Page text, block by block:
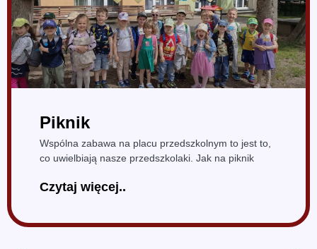
Piknik
Wspólna zabawa na placu przedszkolnym to jest to,
co uwielbiają nasze przedszkolaki. Jak na piknik
Czytaj więcej..